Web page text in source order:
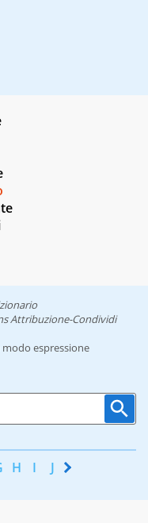
Attribuzione-Condividi
espressione
H I J K